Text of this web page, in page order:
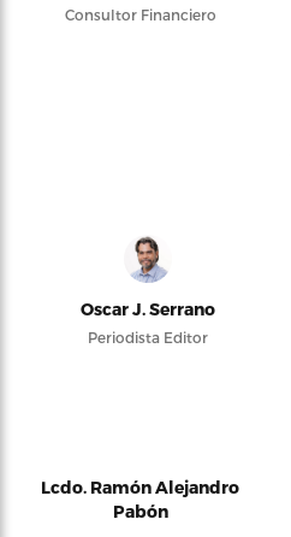
Consultor Financiero
Oscar J. Serrano
Periodista Editor
Lcdo. Ramón Alejandro
Pabón